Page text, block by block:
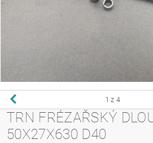
1 z 4
TRN FRÉZAŘSKÝ
50X27X630 D40